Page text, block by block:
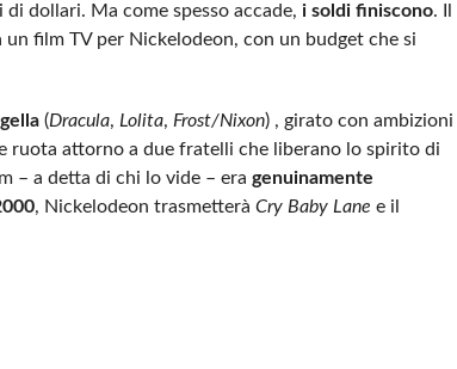
dollari. Ma come spesso accade, i soldi finiscono. Il
film TV per Nickelodeon, con un budget che si
(Dracula, Lolita, Frost/Nixon) , girato con ambizioni
ruota attorno a due fratelli che liberano lo spirito di
– a detta di chi lo vide – era genuinamente
, Nickelodeon trasmetterà Cry Baby Lane e il